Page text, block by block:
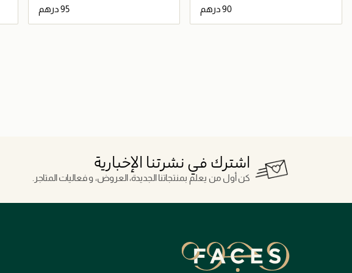
⁦95⁩ درهم
اشترك في نشرتنا الإخبارية
كن أول من يعلم بمنتجاتنا الجديدة، العروض، و فعاليات المتاجر.